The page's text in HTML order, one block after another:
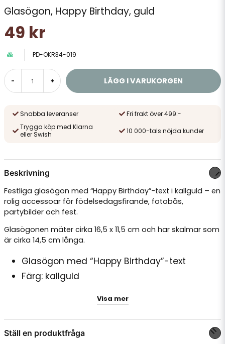
Glasögon, Happy Birthday, guld
49 kr
PD-OKR34-019
- + LÄGG I VARUKORGEN
Snabba leveranser
Fri frakt över 499:-
Trygga köp med Klarna
eller Swish
10 000-tals nöjda kunder
Beskrivning
Festliga glasögon med “Happy Birthday”-text i kallguld – en
rolig accessoar för födelsedagsfirande, fotobås,
partybilder och fest.
Glasögonen mäter cirka 16,5 x 11,5 cm och har skalmar som
är cirka 14,5 cm långa.
Glasögon med “Happy Birthday”-text
Färg: kallguld
Skalmlängd: ca 14,5 cm
Passar till födelsedag och fest
Förpackning: 1 st
Visa mer
Ställ en produktfråga